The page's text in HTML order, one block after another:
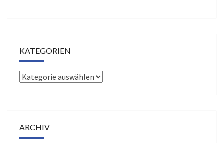
KATEGORIEN
Kategorien
ARCHIV